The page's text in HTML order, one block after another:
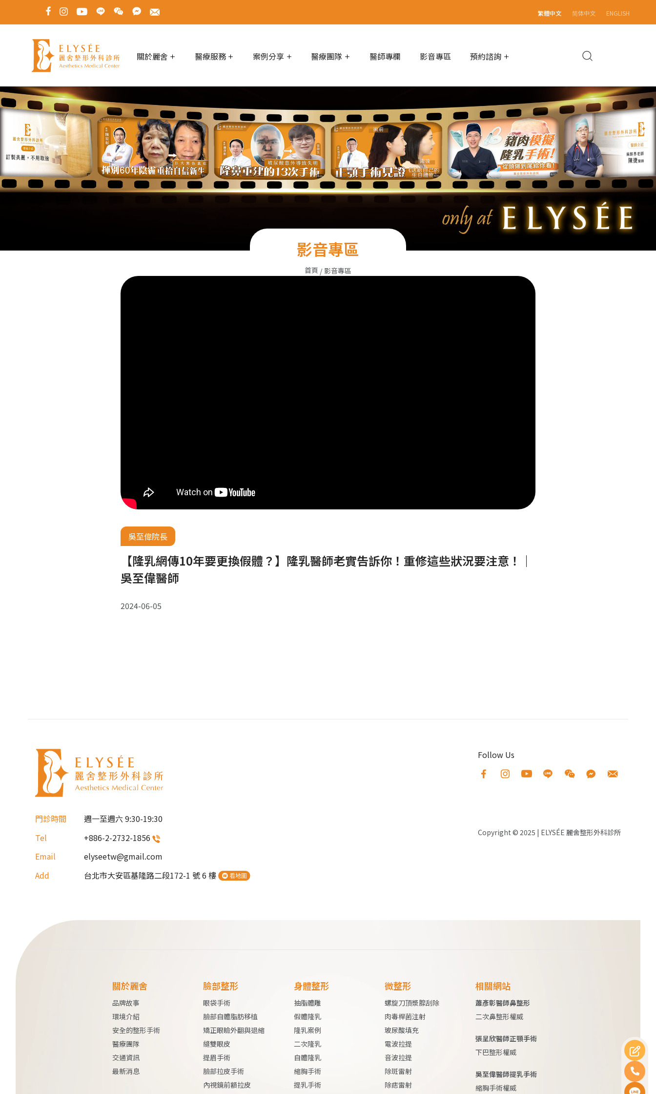
繁體中文 简体中文 ENGLISH
關於麗舍 醫療服務 案例分享 醫療團隊 醫師專欄 影音專區 預約諮詢
影音專區
首頁 影音專區
吳至偉院長
【隆乳網傳10年要更換假體？】隆乳醫師老實告訴你！重修這些狀況要注意！｜
吳至偉醫師
2024-06-05
門診時間 週一至週六9:30-19:30
Tel
+886-2-2732-1856
Email
elyseetw@gmail.com
Add
台北市大安區基隆路二段172-1 號 6 樓
Follow Us
Copyright © 2025 | ELYSÉE 麗舍整形外科診所
關於麗舍
品牌故事
環境介紹
安全的整形手術
醫療團隊
交通資訊
最新消息
臉部整形
眼袋手術
臉部自體脂肪移植
矯正眼瞼外翻與退縮
縫雙眼皮
提眉手術
臉部拉皮手術
內視鏡前額拉皮
身體整形
抽脂體雕
假體隆乳
隆乳案例
二次隆乳
自體隆乳
縮胸手術
提乳手術
微整形
螺旋刀頂漿腺刮除
肉毒桿菌注射
玻尿酸填充
電波拉提
音波拉提
除斑雷射
除痣雷射
相關網站
蕭彥彰醫師鼻整形
二次鼻整形權威
張呈欣醫師正顎手術
下巴整形權威
吳至偉醫師提乳手術
縮胸手術權威